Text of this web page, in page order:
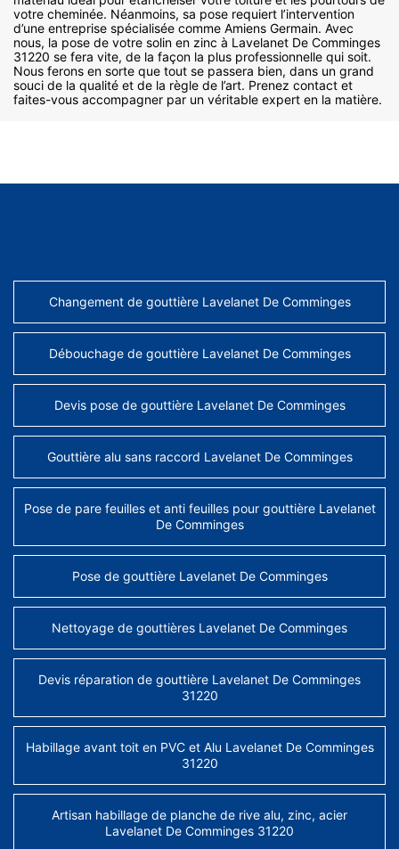
votre cheminée. Néanmoins, sa pose requiert l’intervention
d’une entreprise spécialisée comme Amiens Germain. Avec
nous, la pose de votre solin en zinc à Lavelanet De Comminges
31220 se fera vite, de la façon la plus professionnelle qui soit.
Nous ferons en sorte que tout se passera bien, dans un grand
souci de la qualité et de la règle de l’art. Prenez contact et
faites-vous accompagner par un véritable expert en la matière.
Changement de gouttière Lavelanet De Comminges
Débouchage de gouttière Lavelanet De Comminges
Devis pose de gouttière Lavelanet De Comminges
Gouttière alu sans raccord Lavelanet De Comminges
Pose de pare feuilles et anti feuilles pour gouttière Lavelanet
De Comminges
Pose de gouttière Lavelanet De Comminges
Nettoyage de gouttières Lavelanet De Comminges
Devis réparation de gouttière Lavelanet De Comminges
31220
Habillage avant toit en PVC et Alu Lavelanet De Comminges
31220
Artisan habillage de planche de rive alu, zinc, acier
Lavelanet De Comminges 31220